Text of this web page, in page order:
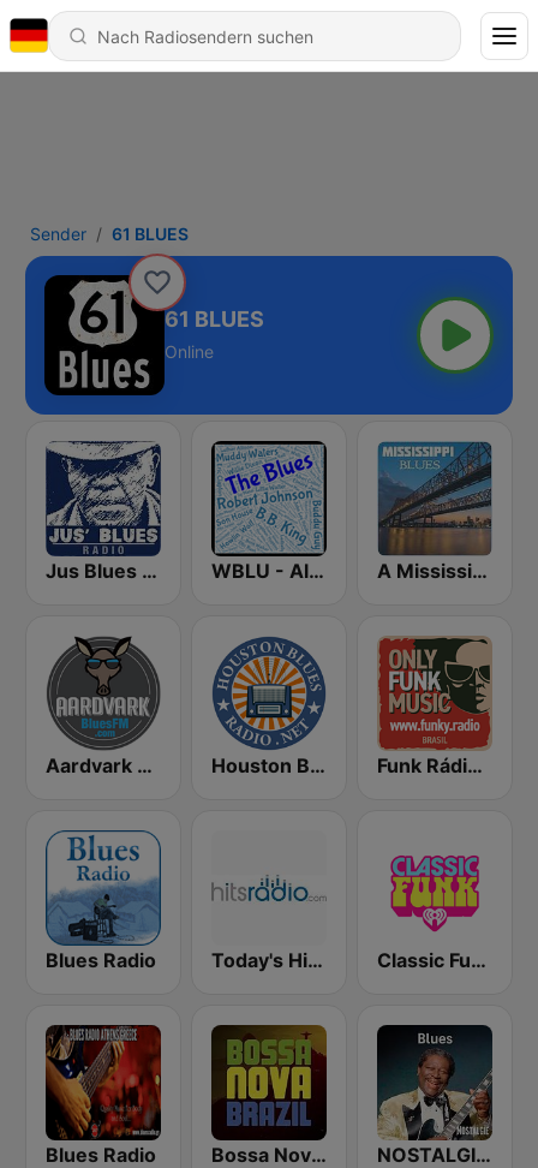
Sender 61 BLUES
61 BLUES
Online
Jus Blues Radio WBLU - All Blues Radio A Mississippi Blues
Aardvark Blues FM Houston Blues Radio Funk Rádio (Brasil)
Blues Radio Today's Hits Radio Classic Funk
Blues Radio Bossa Nova Brazil NOSTALGIE BLUES